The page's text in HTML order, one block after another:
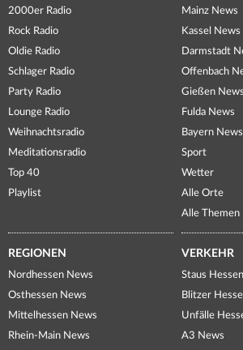
2000er Radio
Rock Radio
Oldie Radio
Schlager Radio
Party Radio
Lounge Radio
Weihnachtsradio
Meditationsradio
Top 40
Playlist
Mainz News
Kassel News
Darmstadt
Offenbach
Gießen News
Fulda News
Bayern News
Sport
Wetter
Alle Orte
Alle Themen
REGIONEN
Nordhessen News
Osthessen News
Mittelhessen News
Rhein-Main News
VERKEHR
Staus Hessen
Blitzer
Unfälle
A3 News